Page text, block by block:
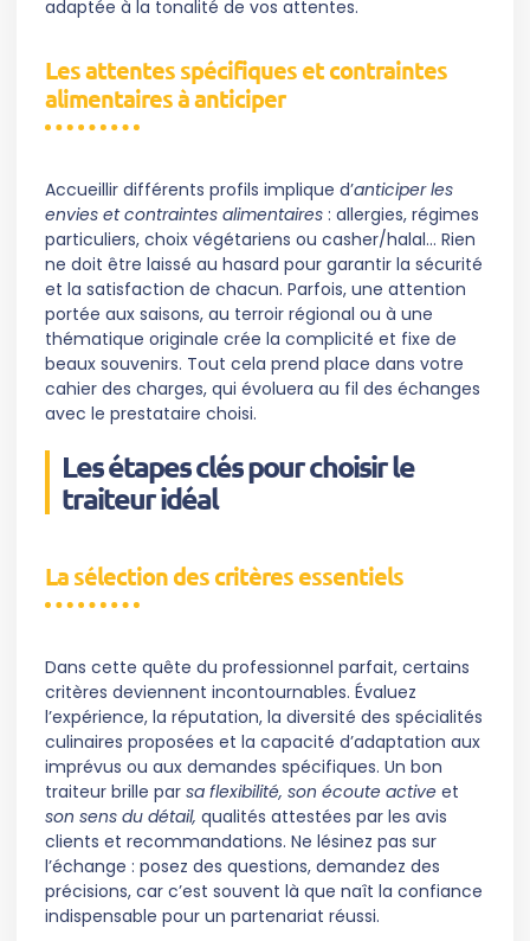
adaptée à la tonalité de vos attentes.
Les attentes spécifiques et contraintes
alimentaires à anticiper
Accueillir différents profils implique d’anticiper les
envies et contraintes alimentaires : allergies, régimes
particuliers, choix végétariens ou casher/halal… Rien
ne doit être laissé au hasard pour garantir la sécurité
et la satisfaction de chacun. Parfois, une attention
portée aux saisons, au terroir régional ou à une
thématique originale crée la complicité et fixe de
beaux souvenirs. Tout cela prend place dans votre
cahier des charges, qui évoluera au fil des échanges
avec le prestataire choisi.
Les étapes clés pour choisir le
traiteur idéal
La sélection des critères essentiels
Dans cette quête du professionnel parfait, certains
critères deviennent incontournables. Évaluez
l’expérience, la réputation, la diversité des spécialités
culinaires proposées et la capacité d’adaptation aux
imprévus ou aux demandes spécifiques. Un bon
traiteur brille par sa flexibilité, son écoute active et
son sens du détail, qualités attestées par les avis
clients et recommandations. Ne lésinez pas sur
l’échange : posez des questions, demandez des
précisions, car c’est souvent là que naît la confiance
indispensable pour un partenariat réussi.